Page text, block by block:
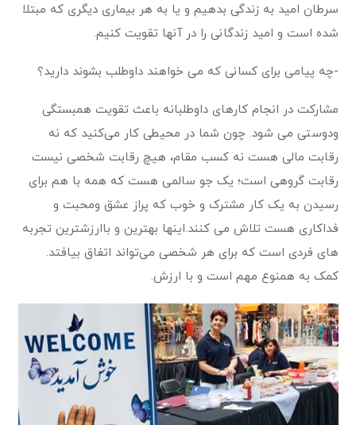
سرطان امید به زندگی بدهیم و یا به هر بیماری دیگری که مبتلا
شده است و امید زندگانی را در آنها تقویت کنیم.
-چه پیامی برای کسانی که می خواهند داوطلب بشوند دارید؟
مشارکت در انجام کا‌رهای داوطلبانه باعث تقویت همبستگی
و‌دوستی می شود. چون شما در محیطی کار می‌کنید که نه
رقابت مالی هست نه کسب مقام، هیچ رقابت شخصی نیست
رقابت گروهی است؛ یک جو سالمی هست که همه با هم برای
رسیدن به یک کار مشترک و خوب که پر‌از عشق و‌محبت و
فداکاری هست تلاش می کنند.‌اینها بهترین و باارزشترین تجربه
های فردی است که برای هر شخصی می‌تواند اتفاق بیافتد.
کمک به همنوع مهم است و با ارزش.